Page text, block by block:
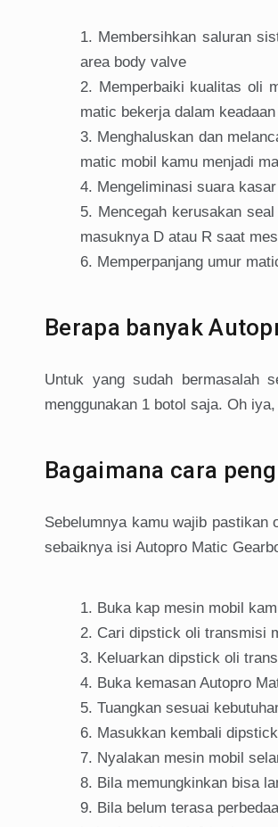
Membersihkan saluran
area body valve
Memperbaiki kualitas oli
matic bekerja dalam
Menghaluskan dan
matic mobil kamu menjadi
Mengeliminasi suara
Mencegah kerusakan
masuknya D atau R saat
Memperpanjang umur
Berapa banyak
Untuk yang sudah bermasalah
menggunakan 1 botol saja. Oh
Bagaimana cara
Sebelumnya kamu wajib
sebaiknya isi Autopro Matic
Buka kap mesin mobil
Cari dipstick oli transmisi
Keluarkan dipstick oli
Buka kemasan Autopro
Tuangkan sesuai
Masukkan kembali dipstick
Nyalakan mesin mobil
Bila memungkinkan bisa
Bila belum terasa